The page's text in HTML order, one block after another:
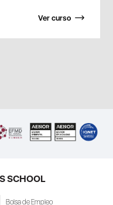
Ver curso
SCHOOL
Bolsa de Empleo